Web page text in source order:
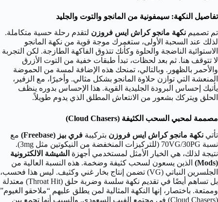
تفاصيل النكهة: سيمفونية من المانجو والتوت والجليد
تم تصميم نكهة مانجو كراش ايس فروزن لتقدم رحلة حسية متكاملة.
لذلك عند السحبة الأولى، ستغمرك موجة قوية من نكهة المانجو
الاستوائية الناضجة والحلوة وكأنك تتذوق الفاكهة الطازجة. لكن التجربة
لا تتوقف هنا. ثم بعد لحظات، تبدأ طبقات خفية من التوت الأزرق
والأحمر بالظهور. وبالتالي، تمنحك هذه الإضافة لمسة من الحموضة
المنعشة التي توازن حلاوة المانجو بشكل مثالي. وأخيرًا، مع الزفير،
يأتيك إحساس البرودة الجليدية القوية. هذا الإحساس بدوره ينظف
الحلق ويتركك بشعور من الانتعاش المطلق الذي يدوم طويلاً.
مصممة لمحبي السحب الكثيفة (Cloud Chasers)
تأتي نكهة مانجو كراش ايس فروزن بتركيبة فري بيز (Freebase)
مع
نسبة 70VG/30PG (للتركيزات المنخفضة من النيكوتين مثل 3mg).
نتيجة لذلك، هي الخيار الأمثل لمستخدمي أجهزة الشيشة الالكترونية
(Mods)
الذين يسعون لسحب كثيفة وضخمة. هذه النسبة العالية من
الجلسرين النباتي (VG) تضمن إنتاج بخار غني وكثيف. ليس هذا فحسب،
بل تساهم أيضًا في تقديم نكهة سلسة وضربة حلق (Throat Hit) معتدلة
وممتعة. باختصار، إنها النكهة المثالية لمن يطلق عليهم “ملاحقو الغيوم”
(Cloud Chasers) في مجتمع الفيب السعودي. والسبب أنها تجمع بين